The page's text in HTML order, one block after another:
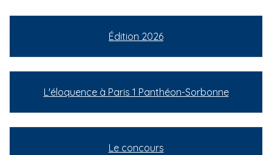
Édition 2026
L'éloquence à Paris 1 Panthéon-Sorbonne
Le concours